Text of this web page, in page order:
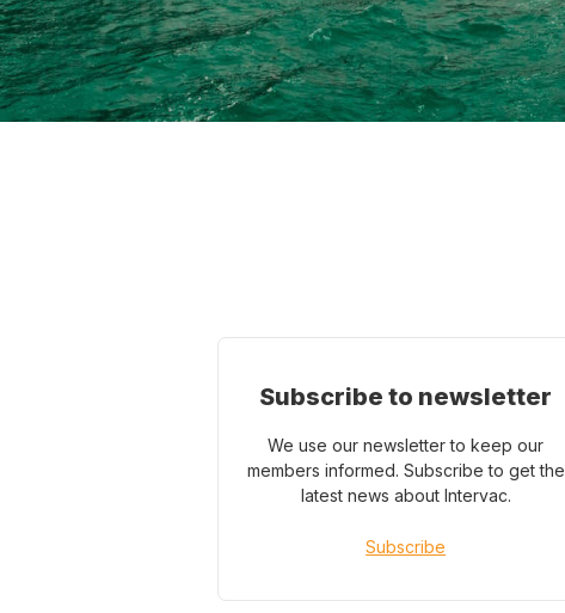
Subscribe to newsletter
We use our newsletter to keep our
members informed. Subscribe to get the
latest news about Intervac.
Subscribe